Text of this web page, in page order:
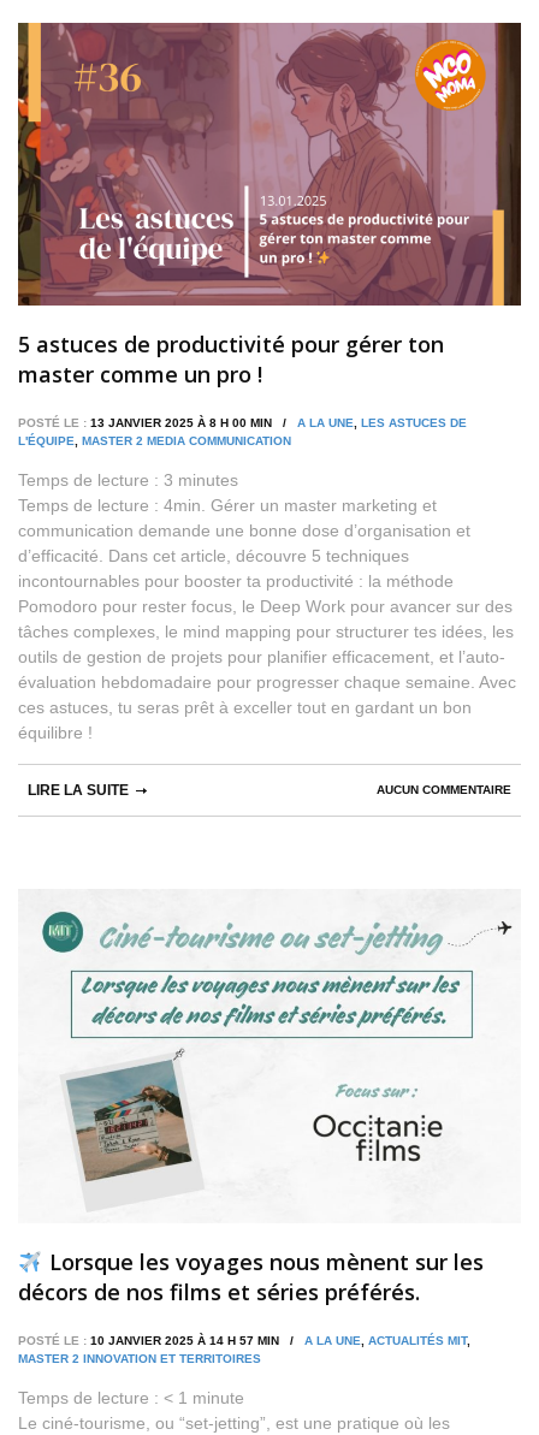
5 astuces de productivité pour gérer ton
master comme un pro !
POSTÉ LE : 13 JANVIER 2025 À 8 H 00 MIN / A LA UNE
LES ASTUCES DE
L'ÉQUIPE
MASTER 2 MEDIA COMMUNICATION
Temps de lecture : 3 minutes
Temps de lecture : 4min. Gérer un master marketing et
communication demande une bonne dose d’organisation et
d’efficacité. Dans cet article, découvre 5 techniques
incontournables pour booster ta productivité : la méthode
Pomodoro pour rester focus, le Deep Work pour avancer sur des
tâches complexes, le mind mapping pour structurer tes idées, les
outils de gestion de projets pour planifier efficacement, et l’auto-
évaluation hebdomadaire pour progresser chaque semaine. Avec
ces astuces, tu seras prêt à exceller tout en gardant un bon
équilibre !
AUCUN COMMENTAIRE
LIRE LA SUITE
Lorsque les voyages nous mènent sur les
décors de nos films et séries préférés.
POSTÉ LE : 10 JANVIER 2025 À 14 H 57 MIN / A LA UNE ACTUALITÉS MIT,
MASTER 2 INNOVATION ET TERRITOIRES
Temps de lecture : < 1 minute
Le ciné-tourisme, ou “set-jetting”, est une pratique où les